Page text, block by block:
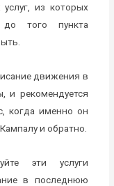
из которых
того пункта
движения в
и рекомендуется
когда именно он
и обратно.
эти услуги
в последнюю